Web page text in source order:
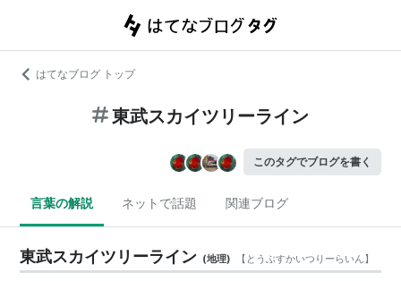
はてなブログ トップ
東武スカイツリーライン
このタグでブログを書く
言葉の解説 ネットで話題 関連ブログ
東武スカイツリーライン (地理) 【 とうぶすかいつりーらいん】